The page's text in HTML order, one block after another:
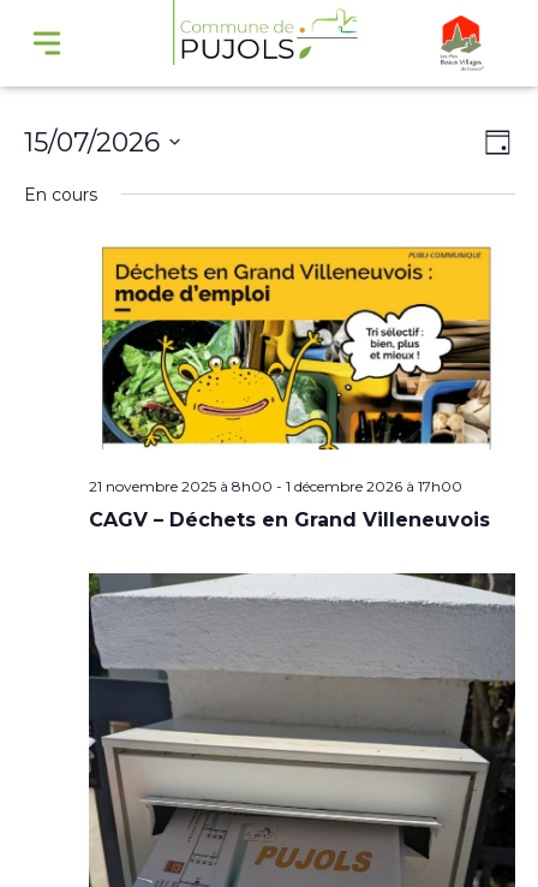
Jour
15/07/2026
En cours
21 novembre 2025 à 8h00 - 1 décembre 2026 à 17h00
CAGV – Déchets en Grand Villeneuvois